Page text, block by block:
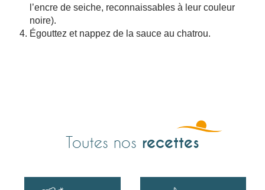
l’encre de seiche, reconnaissables à leur couleur
noire).
Égouttez et nappez de la sauce au chatrou.
Toutes nos recettes